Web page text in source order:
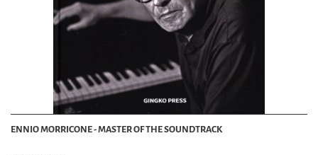
ENNIO MORRICONE - MASTER OF THE SOUNDTRACK